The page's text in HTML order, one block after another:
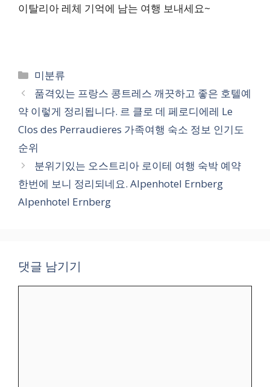
이탈리아 레체 기억에 남는 여행 보내세요~
카
테
고
리
미분류
품격있는 프랑스 콩트레스 깨끗하고 좋은 호텔예
약 이렇게 정리됩니다. 르 클로 데 페로디에레 Le
Clos des Perraudieres 가족여행 숙소 정보 인기도
순위
분위기있는 오스트리아 로이테 여행 숙박 예약
한번에 보니 정리되네요. Alpenhotel Ernberg
Alpenhotel Ernberg
댓글 남기기